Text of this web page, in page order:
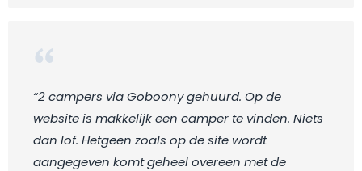
“2 campers via Goboony gehuurd. Op de
website is makkelijk een camper te vinden. Niets
dan lof. Hetgeen zoals op de site wordt
aangegeven komt geheel overeen met de